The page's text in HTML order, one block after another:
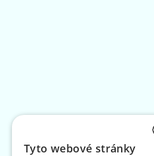
Tyto webové stránky